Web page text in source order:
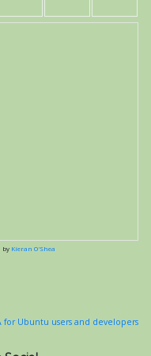
by Kieran O'Shea